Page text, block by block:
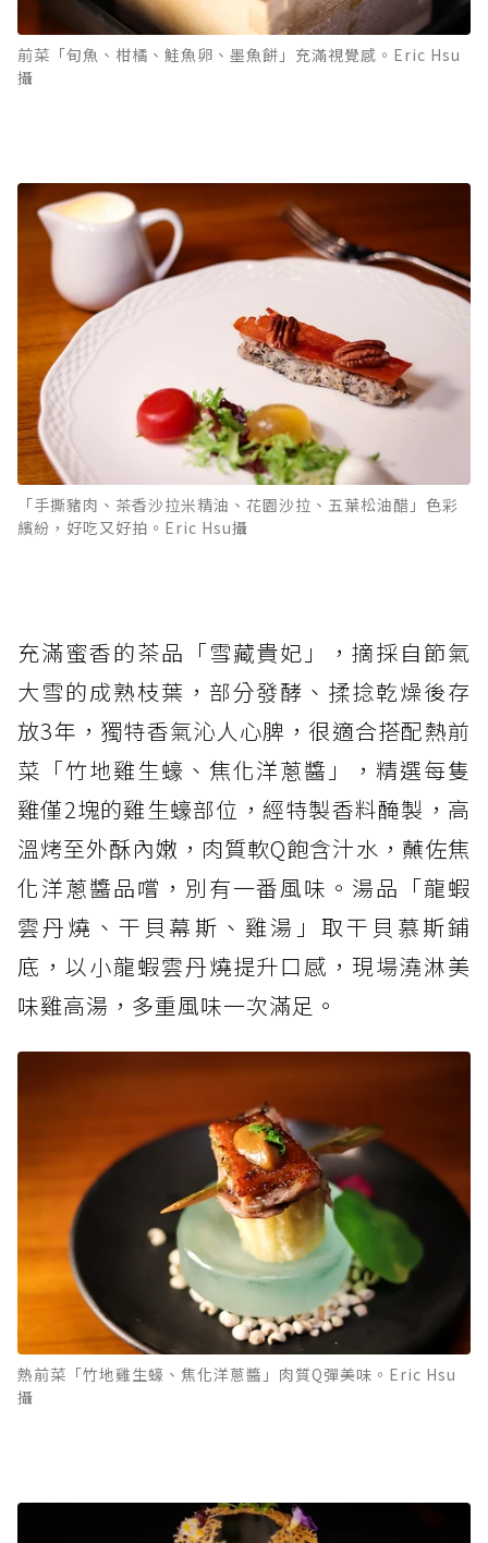
前菜「旬魚、柑橘、鮭魚卵、墨魚餅」充滿視覺感。Eric Hsu
攝
「手撕豬肉、茶香沙拉米精油、花園沙拉、五葉松油醋」色彩
繽紛，好吃又好拍。Eric Hsu攝
充滿蜜香的茶品「雪藏貴妃」，摘採自節氣
大雪的成熟枝葉，部分發酵、揉捻乾燥後存
放3年，獨特香氣沁人心脾，很適合搭配熱前
菜「竹地雞生蠔、焦化洋蔥醬」，精選每隻
雞僅2塊的雞生蠔部位，經特製香料醃製，高
溫烤至外酥內嫩，肉質軟Q飽含汁水，蘸佐焦
化洋蔥醬品嚐，別有一番風味。湯品「龍蝦
雲丹燒、干貝幕斯、雞湯」取干貝慕斯鋪
底，以小龍蝦雲丹燒提升口感，現場澆淋美
味雞高湯，多重風味一次滿足。
熱前菜「竹地雞生蠔、焦化洋蔥醬」肉質Q彈美味。Eric Hsu
攝